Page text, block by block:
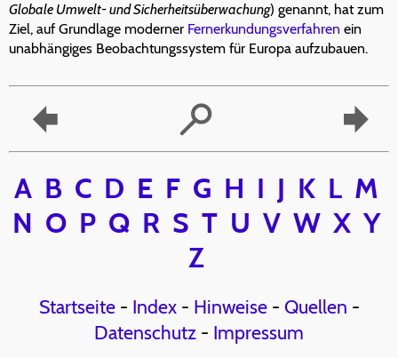
Globale Umwelt- und Sicherheitsüberwachung) genannt, hat zum
Ziel, auf Grundlage moderner Fernerkundungsverfahren ein
unabhängiges Beobachtungssystem für Europa aufzubauen.
A B C D E F G H I J K L M
N O P Q R S T U V W X Y
Z
Startseite- Index- Hinweise- Quellen -
Datenschutz - Impressum